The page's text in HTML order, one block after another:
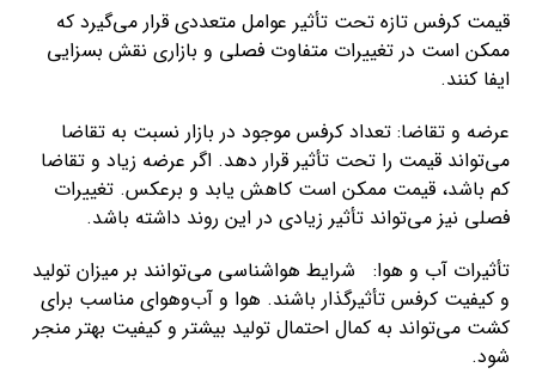
قیمت کرفس تازه تحت تأثیر عوامل متعددی قرار می‌گیرد که
ممکن است در تغییرات متفاوت فصلی و بازاری نقش بسزایی
ایفا کنند.
عرضه و تقاضا: تعداد کرفس موجود در بازار نسبت به تقاضا
می‌تواند قیمت را تحت تأثیر قرار دهد. اگر عرضه زیاد و تقاضا
کم باشد، قیمت ممکن است کاهش یابد و برعکس. تغییرات
فصلی نیز می‌تواند تأثیر زیادی در این روند داشته باشد.
تأثیرات آب و هوا: شرایط هواشناسی می‌توانند بر میزان تولید
و کیفیت کرفس تأثیرگذار باشند. هوا و آب‌وهوای مناسب برای
کشت می‌تواند به کمال احتمال تولید بیشتر و کیفیت بهتر منجر
شود.